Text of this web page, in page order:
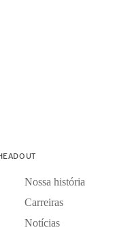
Nossa história
Carreiras
Notícias